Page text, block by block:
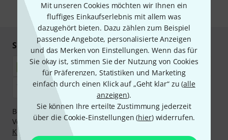
Mit unseren Cookies möchten wir Ihnen ein
fluffiges Einkaufserlebnis mit allem was
dazugehört bieten. Dazu zählen zum Beispiel
passende Angebote, personalisierte Anzeigen
und das Merken von Einstellungen. Wenn das für
Sie okay ist, stimmen Sie der Nutzung von Cookies
für Präferenzen, Statistiken und Marketing
einfach durch einen Klick auf „Geht klar“ zu (alle
anzeigen).
Sie können Ihre erteilte Zustimmung jederzeit
über die Cookie-Einstellungen (hier) widerrufen.
* Pflichtfeld
Sicher einkaufen & bezahlen
Bezahlen Sie vertraulich und sicher per Nachnahme,
Vorkasse, PayPal, Amazon Pay,Klarna Sofort bezahlen
Klarna Ratenzahlung